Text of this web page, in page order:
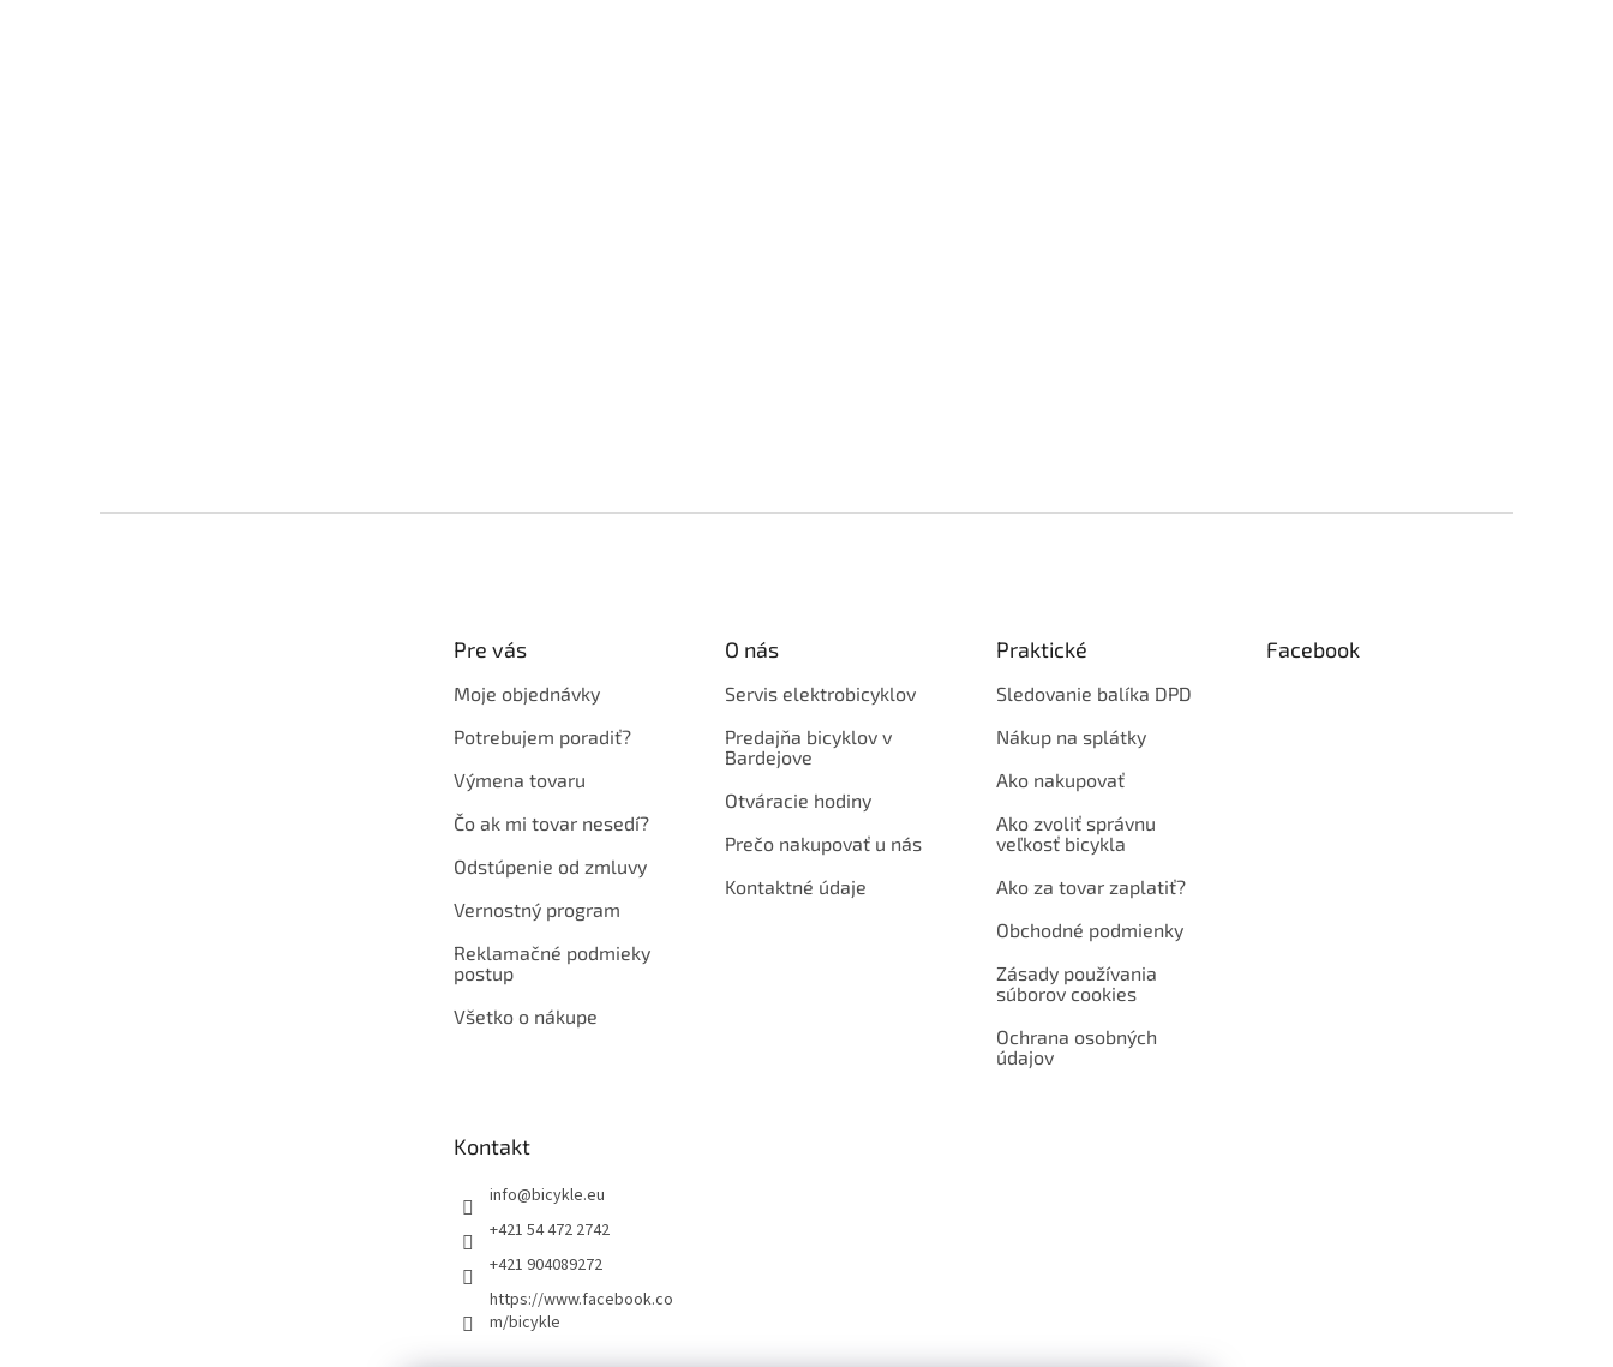
Pre vás
Moje objednávky
Potrebujem poradiť?
Výmena tovaru
Čo ak mi tovar nesedí?
Odstúpenie od zmluvy
Vernostný program
Reklamačné podmieky
postup
Všetko o nákupe
O nás
Servis elektrobicyklov
Predajňa bicyklov v
Bardejove
Otváracie hodiny
Prečo nakupovať u nás
Kontaktné údaje
Praktické
Sledovanie balíka DPD
Nákup na splátky
Ako nakupovať
Ako zvoliť správnu
veľkosť bicykla
Ako za tovar zaplatiť?
Obchodné podmienky
Zásady používania
súborov cookies
Ochrana osobných
údajov
Facebook
Kontakt
info@bicykle.eu
+421 54 472 2742
+421 904089272
https://www.facebook.co
m/bicykle